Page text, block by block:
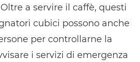
a servire il caffè, questi
cubici possono anche
per controllarne la
i servizi di emergenza